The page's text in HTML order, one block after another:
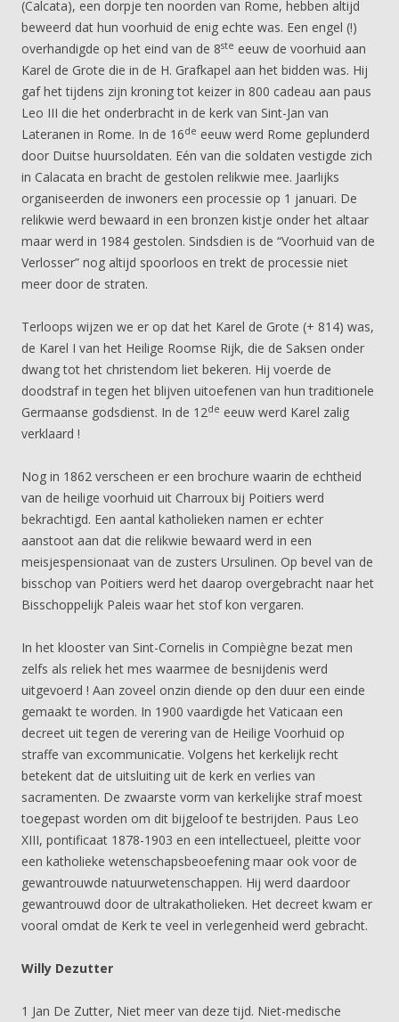
(Calcata), een dorpje ten noorden van Rome, hebben altijd
beweerd dat hun voorhuid de enig echte was. Een engel (!)
overhandigde op het eind van de 8ste eeuw de voorhuid aan
Karel de Grote die in de H. Grafkapel aan het bidden was. Hij
gaf het tijdens zijn kroning tot keizer in 800 cadeau aan paus
Leo III die het onderbracht in de kerk van Sint-Jan van
Lateranen in Rome. In de 16de eeuw werd Rome geplunderd
door Duitse huursoldaten. Eén van die soldaten vestigde zich
in Calacata en bracht de gestolen relikwie mee. Jaarlijks
organiseerden de inwoners een processie op 1 januari. De
relikwie werd bewaard in een bronzen kistje onder het altaar
maar werd in 1984 gestolen. Sindsdien is de “Voorhuid van de
Verlosser” nog altijd spoorloos en trekt de processie niet
meer door de straten.
Terloops wijzen we er op dat het Karel de Grote (+ 814) was,
de Karel I van het Heilige Roomse Rijk, die de Saksen onder
dwang tot het christendom liet bekeren. Hij voerde de
doodstraf in tegen het blijven uitoefenen van hun traditionele
Germaanse godsdienst. In de 12de eeuw werd Karel zalig
verklaard !
Nog in 1862 verscheen er een brochure waarin de echtheid
van de heilige voorhuid uit Charroux bij Poitiers werd
bekrachtigd. Een aantal katholieken namen er echter
aanstoot aan dat die relikwie bewaard werd in een
meisjespensionaat van de zusters Ursulinen. Op bevel van de
bisschop van Poitiers werd het daarop overgebracht naar het
Bisschoppelijk Paleis waar het stof kon vergaren.
In het klooster van Sint-Cornelis in Compiègne bezat men
zelfs als reliek het mes waarmee de besnijdenis werd
uitgevoerd ! Aan zoveel onzin diende op den duur een einde
gemaakt te worden. In 1900 vaardigde het Vaticaan een
decreet uit tegen de verering van de Heilige Voorhuid op
straffe van excommunicatie. Volgens het kerkelijk recht
betekent dat de uitsluiting uit de kerk en verlies van
sacramenten. De zwaarste vorm van kerkelijke straf moest
toegepast worden om dit bijgeloof te bestrijden. Paus Leo
XIII, pontificaat 1878-1903 en een intellectueel, pleitte voor
een katholieke wetenschapsbeoefening maar ook voor de
gewantrouwde natuurwetenschappen. Hij werd daardoor
gewantrouwd door de ultrakatholieken. Het decreet kwam er
vooral omdat de Kerk te veel in verlegenheid werd gebracht.
Willy Dezutter
1 Jan De Zutter, Niet meer van deze tijd. Niet-medische